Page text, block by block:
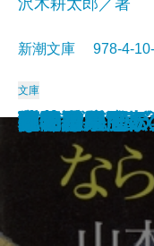
西行
マシアス・
とかげ
つめたいよ
姥勝手
俺の考え
孤独の発明
陋巷に在り
チェーン・
彼らの流儀
沢木耕太郎／著
新潮文庫 978-4-
文庫
ならぬ堪忍
ぼくは勉強
夢の階段
地の星―流
夜ごとの闇
隠花平原〔上
隠花平原〔下
楽園
孔子
百物語